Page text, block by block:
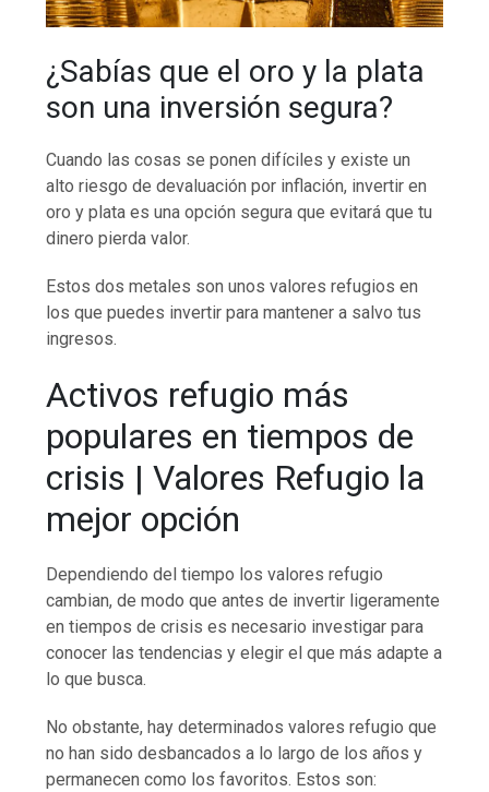
¿Sabías que el oro y la plata
son una inversión segura?
Cuando las cosas se ponen difíciles y existe un
alto riesgo de devaluación por inflación, invertir en
oro y plata es una opción segura que evitará que tu
dinero pierda valor.
Estos dos metales son unos valores refugios en
los que puedes invertir para mantener a salvo tus
ingresos.
Activos refugio más
populares en tiempos de
crisis | Valores Refugio la
mejor opción
Dependiendo del tiempo los valores refugio
cambian, de modo que antes de invertir ligeramente
en tiempos de crisis es necesario investigar para
conocer las tendencias y elegir el que más adapte a
lo que busca.
No obstante, hay determinados valores refugio que
no han sido desbancados a lo largo de los años y
permanecen como los favoritos. Estos son: